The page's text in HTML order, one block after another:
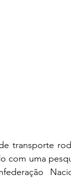
transporte
com uma